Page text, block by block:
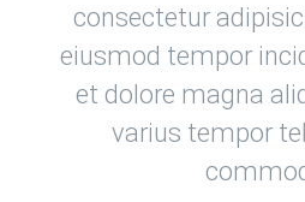
consectetur
eiusmod tempor
et dolore magna
varius tempor